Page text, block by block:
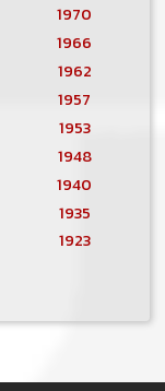
1970
1966
1962
1957
1953
1948
1940
1935
1923